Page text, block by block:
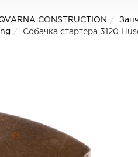
CONSTRUCTION
Собачка стартера 3120